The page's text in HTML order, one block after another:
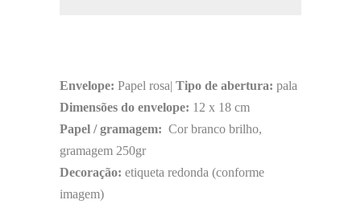
Envelope: Papel rosa| Tipo de abertura: pala
Dimensões do envelope: 12 x 18 cm
Papel / gramagem: Cor branco brilho,
gramagem 250gr
Decoração: etiqueta redonda (conforme
imagem)